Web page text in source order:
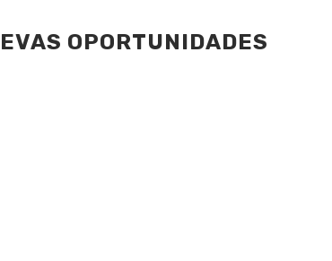
OPORTUNIDADES